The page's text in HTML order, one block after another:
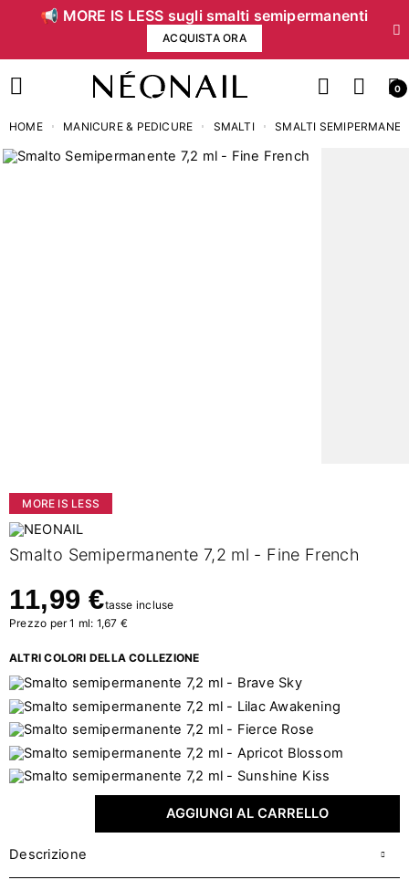
📢 MORE IS LESS sugli smalti semipermanenti
ACQUISTA ORA
0
HOME MANICURE & PEDICURE SMALTI SMALTI
MORE IS LESS
Smalto Semipermanente 7,2 ml - Fine French
11,99 €tasse incluse
Prezzo per 1 ml: 1,67 €
ALTRI COLORI DELLA COLLEZIONE
AGGIUNGI AL CARRELLO
Descrizione